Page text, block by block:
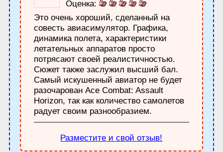
Оценка:
Это очень хороший, сделанный на
совесть авиасимулятор. Графика,
динамика полета, характеристики
летательных аппаратов просто
потрясают своей реалистичностью.
Сюжет также заслужил высший бал.
Самый искушенный авиатор не будет
разочарован Ace Combat: Assault
Horizon, так как количество самолетов
радует своим разнообразием.
Разместите и свой отзыв!